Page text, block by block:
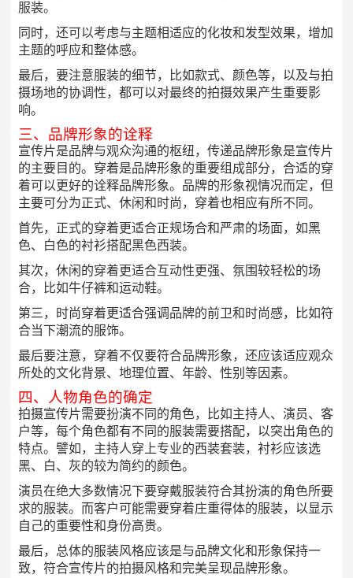
服装。
同时，还可以考虑与主题相适应的化妆和发型效果，增加
主题的呼应和整体感。
最后，要注意服装的细节，比如款式、颜色等，以及与拍
摄场地的协调性，都可以对最终的拍摄效果产生重要影
响。
三、品牌形象的诠释
宣传片是品牌与观众沟通的枢纽，传递品牌形象是宣传片
的主要目的。穿着是品牌形象的重要组成部分，合适的穿
着可以更好的诠释品牌形象。品牌的形象视情况而定，但
主要可分为正式、休闲和时尚，穿着也相应有所不同。
首先，正式的穿着更适合正规场合和严肃的场面，如黑
色、白色的衬衫搭配黑色西装。
其次，休闲的穿着更适合互动性更强、氛围较轻松的场
合，比如牛仔裤和运动鞋。
第三，时尚穿着更适合强调品牌的前卫和时尚感，比如符
合当下潮流的服饰。
最后要注意，穿着不仅要符合品牌形象，还应该适应观众
所处的文化背景、地理位置、年龄、性别等因素。
四、人物角色的确定
拍摄宣传片需要扮演不同的角色，比如主持人、演员、客
户等，每个角色都有不同的服装需要搭配，以突出角色的
特点。譬如，主持人穿上专业的西装套装，衬衫应该选
黑、白、灰的较为简约的颜色。
演员在绝大多数情况下要穿戴服装符合其扮演的角色所要
求的服装。而客户可能需要穿着庄重得体的服装，以显示
自己的重要性和身份高贵。
最后，总体的服装风格应该是与品牌文化和形象保持一
致，符合宣传片的拍摄风格和完美呈现品牌形象。